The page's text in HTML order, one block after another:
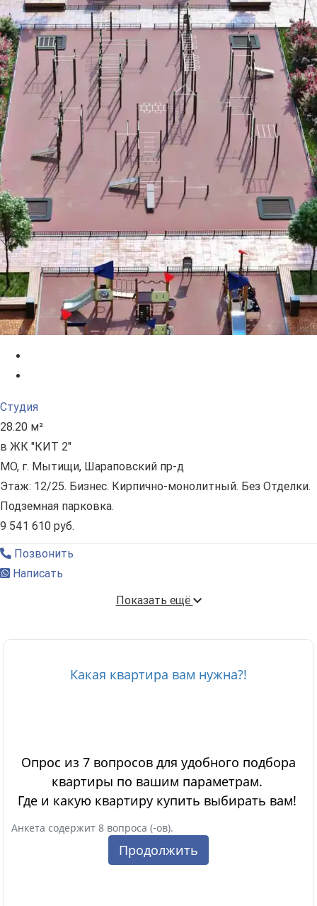
Студия
28.20 м²
в ЖК "КИТ 2"
МО, г. Мытищи, Шараповский пр-д
Этаж: 12/25. Бизнес. Кирпично-монолитный. Без Отделки.
Подземная парковка.
9 541 610 руб.
Позвонить
Написать
Показать ещё